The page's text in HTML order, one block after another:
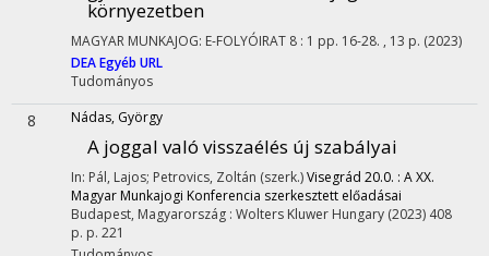
környezetben
MAGYAR MUNKAJOG: E-FOLYÓIRAT 8 : 1 pp. 16-28. , 13 p. (2023)
DEAEgyéb URL
Tudományos
8 Nádas, György
A joggal való visszaélés új szabályai
In: Pál, Lajos; Petrovics, Zoltán (szerk.)Visegrád 20.0. : A XX.
Magyar Munkajogi Konferencia szerkesztett előadásai
Budapest, Magyarország : Wolters Kluwer Hungary (2023) 408
p. p. 221